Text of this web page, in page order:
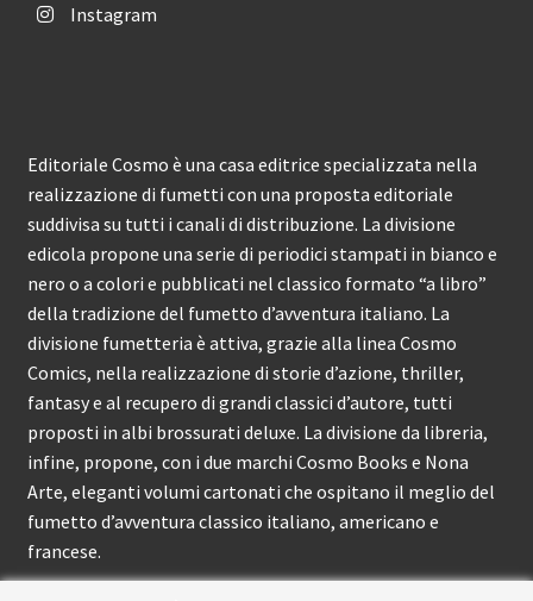
Instagram
Editoriale Cosmo è una casa editrice specializzata nella
realizzazione di fumetti con una proposta editoriale
suddivisa su tutti i canali di distribuzione. La divisione
edicola propone una serie di periodici stampati in bianco e
nero o a colori e pubblicati nel classico formato “a libro”
della tradizione del fumetto d’avventura italiano. La
divisione fumetteria è attiva, grazie alla linea Cosmo
Comics, nella realizzazione di storie d’azione, thriller,
fantasy e al recupero di grandi classici d’autore, tutti
proposti in albi brossurati deluxe. La divisione da libreria,
infine, propone, con i due marchi Cosmo Books e Nona
Arte, eleganti volumi cartonati che ospitano il meglio del
fumetto d’avventura classico italiano, americano e
francese.